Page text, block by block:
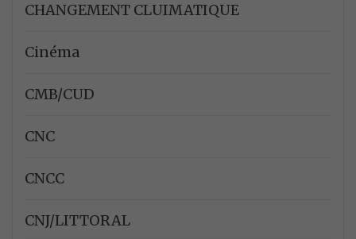
CHANGEMENT CLUIMATIQUE
Cinéma
CMB/CUD
CNC
CNCC
CNJ/LITTORAL